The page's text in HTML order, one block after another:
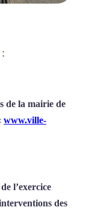
de la mairie de
www.ville-
l’exercice
des